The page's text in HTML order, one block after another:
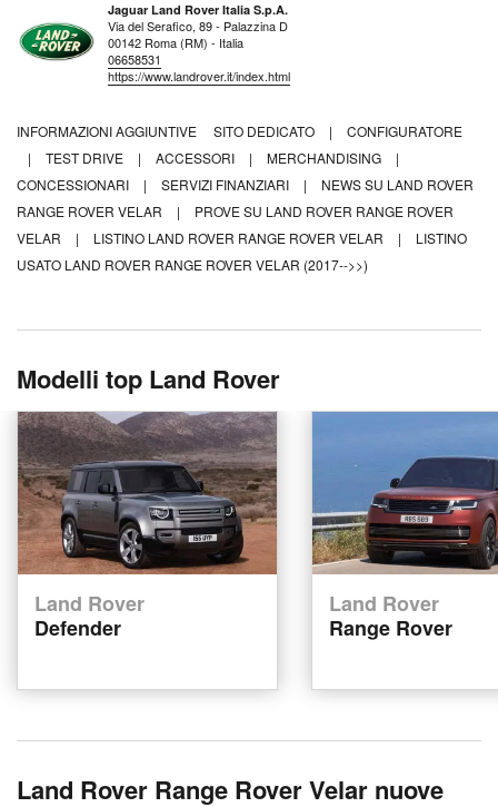
Jaguar Land Rover Italia S.p.A.
Via del Serafico, 89 - Palazzina D
00142 Roma (RM) - Italia
06658531
https://www.landrover.it/index.html
INFORMAZIONI AGGIUNTIVE SITO DEDICATO |
CONFIGURATORE
|
TEST DRIVE | ACCESSORI | MERCHANDISING
|
CONCESSIONARI
| SERVIZI FINANZIARI |
NEWS SU LAND ROVER
RANGE ROVER VELAR
|
PROVE SU LAND ROVER RANGE ROVER
VELAR
| LISTINO LAND ROVER RANGE ROVER VELAR |
LISTINO
USATO LAND ROVER RANGE ROVER VELAR (2017-->>)
Modelli top Land Rover
Land Rover
Defender
Land Rover
Range Rover
Land Rover Range Rover Velar nuove